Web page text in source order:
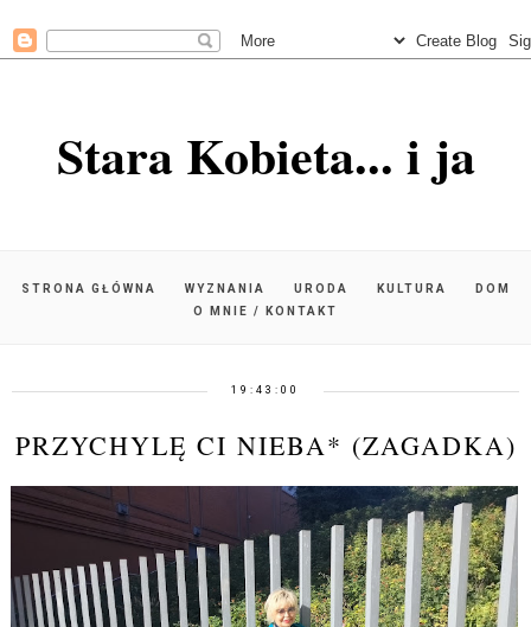
Stara Kobieta... i ja
STRONA GŁÓWNA WYZNANIA URODA KULTURA
DOM
O MNIE / KONTAKT
19:43:00
PRZYCHYLĘ CI NIEBA* (ZAGADKA)